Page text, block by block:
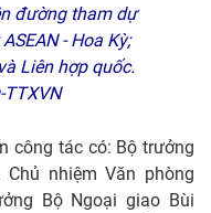
đường tham dự
- Hoa Kỳ;
Liên hợp quốc.
TTXVN
công tác có: Bộ trưởng
nhiệm Văn phòng
Bộ Ngoại giao Bùi